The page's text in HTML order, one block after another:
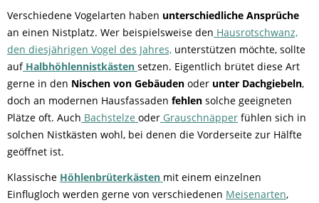
Verschiedene Vogelarten haben unterschiedliche Ansprüche
an einen Nistplatz. Wer beispielsweise den Hausrotschwanz,
den diesjährigen Vogel des Jahres, unterstützen möchte, sollte
auf Halbhöhlennistkästen setzen. Eigentlich brütet diese Art
gerne in den Nischen von Gebäuden oder unter Dachgiebeln,
doch an modernen Hausfassaden fehlen solche geeigneten
Plätze oft. Auch Bachstelze oder Grauschnäpper fühlen sich in
solchen Nistkästen wohl, bei denen die Vorderseite zur Hälfte
geöffnet ist.
Klassische Höhlenbrüterkästen mit einem einzelnen
Einflugloch werden gerne von verschiedenen Meisenarten,